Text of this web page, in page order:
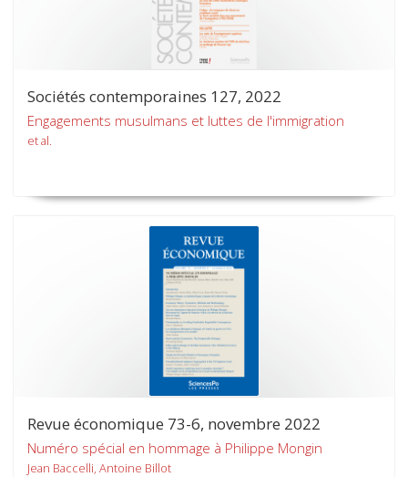
Sociétés contemporaines 127, 2022
Engagements musulmans et luttes de l'immigration
et al.
Revue économique 73-6, novembre 2022
Numéro spécial en hommage à Philippe Mongin
Jean Baccelli, Antoine Billot